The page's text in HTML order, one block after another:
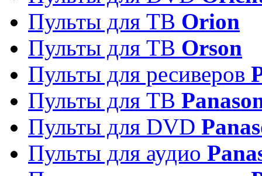
Пульты для ТВ Orion
Пульты для ТВ Orson
Пульты для ресиверов
Пульты для ТВ
Пульты для DVD
Пульты для аудио